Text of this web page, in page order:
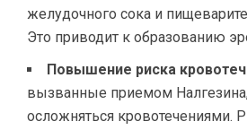
желудочного сока и
Это приводит к образованию
Повышение риска
вызванные приемом
осложняться кровотечениями.